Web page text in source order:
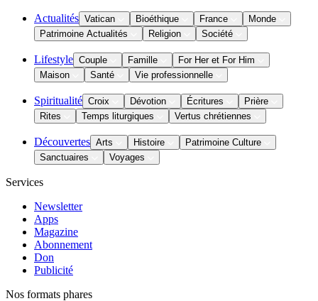
Actualités Vatican Bioéthique France
Monde
Patrimoine Actualités
Religion Société
Lifestyle Couple Famille
For Her et For Him
Maison
Santé Vie professionnelle
Spiritualité Croix Dévotion Écritures
Prière
Rites
Temps liturgiques Vertus chrétiennes
Découvertes Arts Histoire
Patrimoine Culture
Sanctuaires
Voyages
Services
Newsletter
Apps
Magazine
Abonnement
Don
Publicité
Nos formats phares